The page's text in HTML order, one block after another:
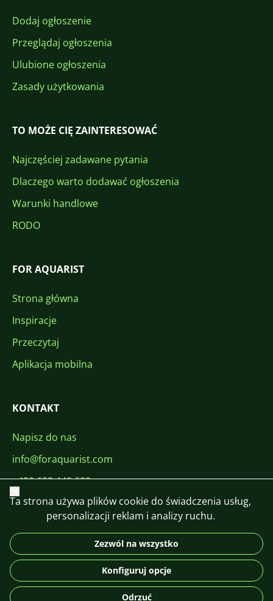
Dodaj ogłoszenie
Przeglądaj ogłoszenia
Ulubione ogłoszenia
Zasady użytkowania
TO MOŻE CIĘ ZAINTERESOWAĆ
Najczęściej zadawane pytania
Dlaczego warto dodawać ogłoszenia
Warunki handlowe
RODO
FOR AQUARIST
Strona główna
Inspiracje
Przeczytaj
Aplikacja mobilna
KONTAKT
Napisz do nas
info@foraquarist.com
+420 603 449 602
DE
© 2026 For Aquarist
Zamknij
Ta strona używa plików cookie do świadczenia usług,
personalizacji reklam i analizy ruchu.
Zezwól na wszystko
Konfiguruj opcje
Odrzuć